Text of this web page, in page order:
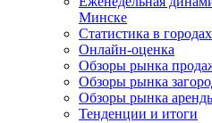
Минске
Статистика в
Онлайн-оценка
Обзоры рынка
Обзоры рынка
Обзоры рынка
Тенденции и итоги